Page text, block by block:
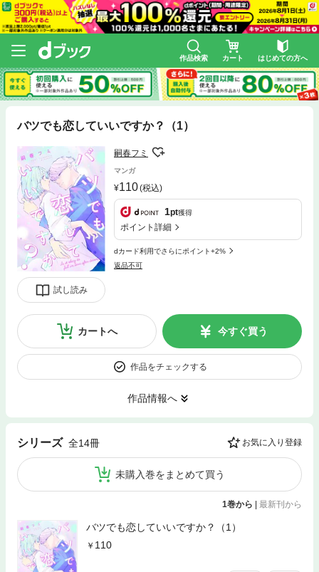
作品検索 カート はじめての方へ
バツでも恋していいですか？（1）
試し読み
嗣春フミ
マンガ
110(税込)
1pt獲得
ポイント詳細
dカード利用でさらにポイント+2%
返品不可
カートへ 今すぐ買う
作品をチェックする
作品情報へ
シリーズ 全14冊 お気に入り登録
未購入巻をまとめて買う
1巻から | 最新刊から
バツでも恋していいですか？（1）
110